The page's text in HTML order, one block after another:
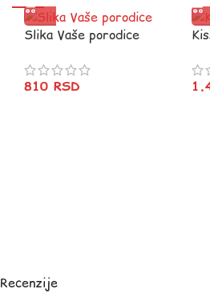
Slika Vaše porodice
810 RSD
Recenzije